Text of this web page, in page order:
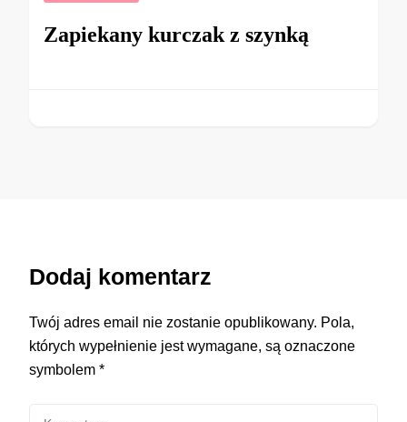
Zapiekany kurczak z szynką
Dodaj komentarz
Twój adres email nie zostanie opublikowany. Pola,
których wypełnienie jest wymagane, są oznaczone
symbolem *